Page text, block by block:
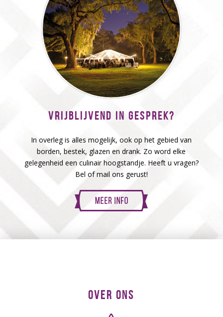
VRIJBLIJVEND IN GESPREK?
In overleg is alles mogelijk, ook op het gebied van
borden, bestek, glazen en drank. Zo word elke
gelegenheid een culinair hoogstandje. Heeft u vragen?
Bel of mail ons gerust!
OVER ONS